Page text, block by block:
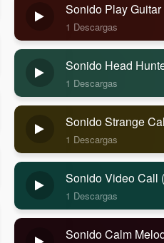
Sonido Play
1 Descargas
Sonido Head
1 Descargas
Sonido Strange
1 Descargas
Sonido Video Call
1 Descargas
Sonido Calm